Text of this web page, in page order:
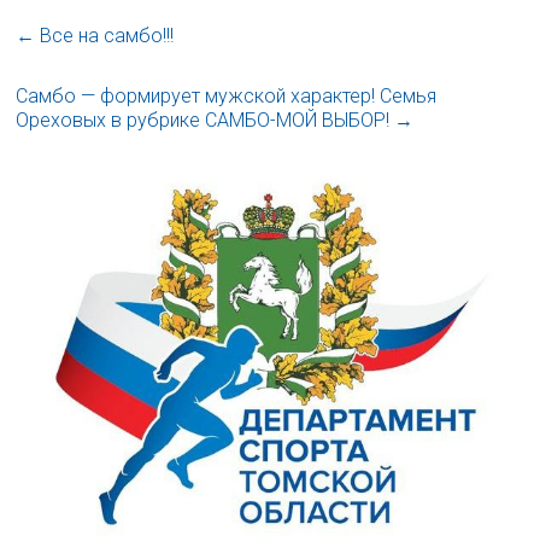
← Все на самбо!!!
Самбо — формирует мужской характер! Семья
Ореховых в рубрике САМБО-МОЙ ВЫБОР! →